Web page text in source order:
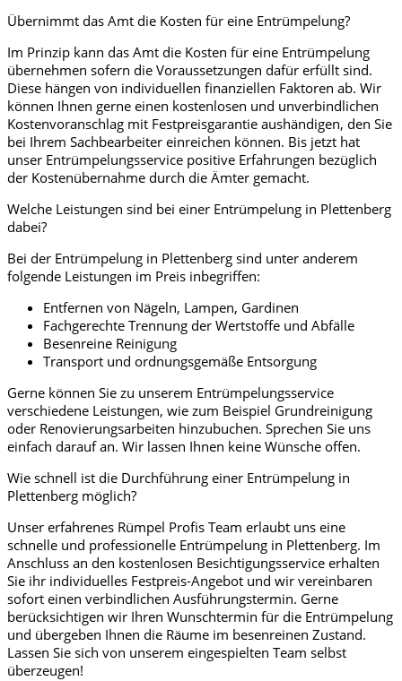
Übernimmt das Amt die Kosten für eine Entrümpelung?
Im Prinzip kann das Amt die Kosten für eine Entrümpelung
übernehmen sofern die Voraussetzungen dafür erfüllt sind.
Diese hängen von individuellen finanziellen Faktoren ab. Wir
können Ihnen gerne einen kostenlosen und unverbindlichen
Kostenvoranschlag mit Festpreisgarantie aushändigen, den Sie
bei Ihrem Sachbearbeiter einreichen können. Bis jetzt hat
unser Entrümpelungsservice positive Erfahrungen bezüglich
der Kostenübernahme durch die Ämter gemacht.
Welche Leistungen sind bei einer Entrümpelung in Plettenberg
dabei?
Bei der Entrümpelung in Plettenberg sind unter anderem
folgende Leistungen im Preis inbegriffen:
Entfernen von Nägeln, Lampen, Gardinen
Fachgerechte Trennung der Wertstoffe und Abfälle
Besenreine Reinigung
Transport und ordnungsgemäße Entsorgung
Gerne können Sie zu unserem Entrümpelungsservice
verschiedene Leistungen, wie zum Beispiel Grundreinigung
oder Renovierungsarbeiten hinzubuchen. Sprechen Sie uns
einfach darauf an. Wir lassen Ihnen keine Wünsche offen.
Wie schnell ist die Durchführung einer Entrümpelung in
Plettenberg möglich?
Unser erfahrenes Rümpel Profis Team erlaubt uns eine
schnelle und professionelle Entrümpelung in Plettenberg. Im
Anschluss an den kostenlosen Besichtigungsservice erhalten
Sie ihr individuelles Festpreis-Angebot und wir vereinbaren
sofort einen verbindlichen Ausführungstermin. Gerne
berücksichtigen wir Ihren Wunschtermin für die Entrümpelung
und übergeben Ihnen die Räume im besenreinen Zustand.
Lassen Sie sich von unserem eingespielten Team selbst
überzeugen!